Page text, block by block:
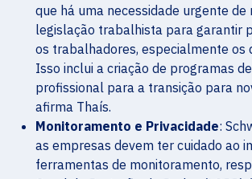
que há uma necessidade urgente de
legislação trabalhista para garantir
os trabalhadores, especialmente os
Isso inclui a criação de programas
profissional para a transição para
afirma Thaís.
Monitoramento e Privacidade:
as empresas devem ter cuidado ao
ferramentas de monitoramento,